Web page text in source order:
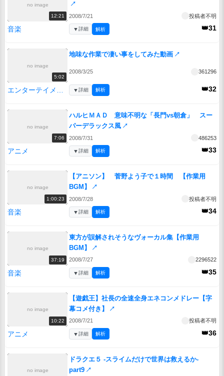
no image
12:21
↗
2008/7/21 投稿者不明
音楽 👑31
▼詳細 解析
no image
5:02
地味な作業で凄い事をしてみた動画 ↗
2008/3/25 361296
エンターテイメント 👑32
▼詳細 解析
no image
7:06
ハルヒＭＡＤ 意味不明な「長門vs朝倉」 スー
パーデラックス風 ↗
2008/7/31 486253
アニメ 👑33
▼詳細 解析
no image
1:00:23
【アニソン】 菅野よう子で１時間 【作業用
BGM】
↗
2008/7/28 投稿者不明
音楽 👑34
▼詳細 解析
no image
37:19
東方が誤解されそうなヴォーカル集【作業用
BGM】
↗
2008/7/27 2296522
音楽 👑35
▼詳細 解析
no image
10:22
【遊戯王】社長の全速全身エネコンメドレー【字
幕コメ付き】
↗
2008/7/21 投稿者不明
アニメ 👑36
▼詳細 解析
no image
ドラクエ５ -スライムだけで世界は救えるか-
part9 ↗